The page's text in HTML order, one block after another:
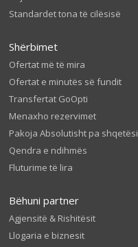
Standardet tona të cilësisë
Shërbimet
Ofertat më të mira
Ofertat e minutës së fundit
Transfertat GoOpti
Menaxho rezervimet
Pakoja Absolutisht pa
Qendra e ndihmës
Fluturime të lira
Bëhuni partner
Agjensitë & Rishitësit
Llogaria e biznesit